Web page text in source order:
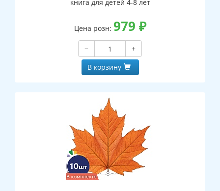
книга для детей 4-8 лет
Цена розн: 979 ₽
−
+
В корзину